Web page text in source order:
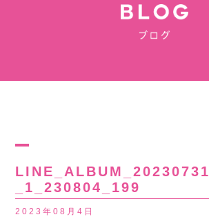
LINE_ALBUM_20230731
_1_230804_199
2023年08月4日